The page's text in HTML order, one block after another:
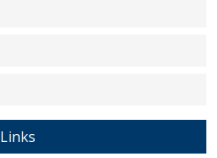
Links